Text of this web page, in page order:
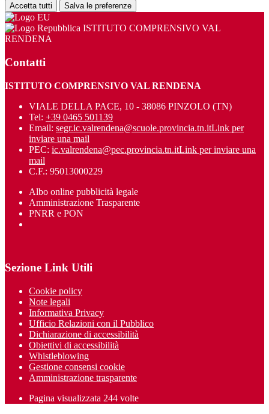
Accetta tutti Salva le preferenze
ISTITUTO COMPRENSIVO VAL
RENDENA
Contatti
ISTITUTO COMPRENSIVO VAL RENDENA
VIALE DELLA PACE, 10 - 38086 PINZOLO (TN)
Tel: +39 0465 501139
Email: segr.ic.valrendena@scuole.provincia.tn.itLink per
inviare una mail
PEC: ic.valrendena@pec.provincia.tn.itLink per inviare una
mail
C.F.: 95013000229
Albo online pubblicità legale
Amministrazione Trasparente
PNRR e PON
Sezione Link Utili
Cookie policy
Note legali
Informativa Privacy
Ufficio Relazioni con il Pubblico
Dichiarazione di accessibilità
Obiettivi di accessibilità
Whistleblowing
Gestione consensi cookie
Amministrazione trasparente
Pagina visualizzata 244 volte